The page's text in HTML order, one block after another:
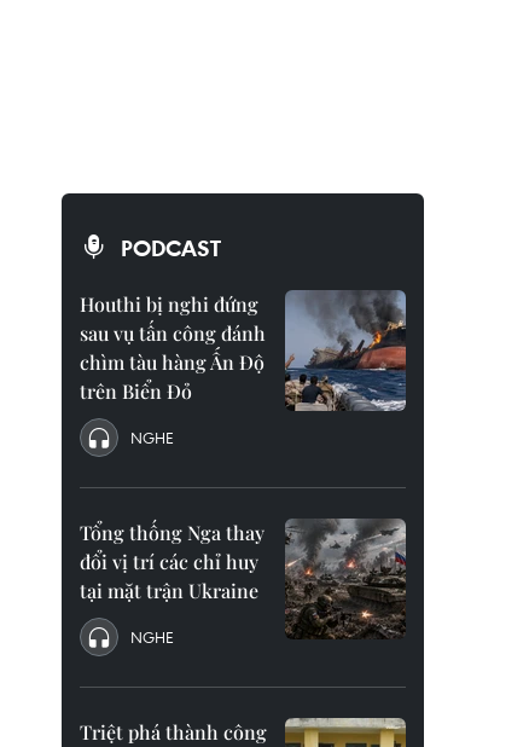
PODCAST
Houthi bị nghi đứng
sau vụ tấn công đánh
chìm tàu hàng Ấn Độ
trên Biển Đỏ
NGHE
Tổng thống Nga thay
đổi vị trí các chỉ huy
tại mặt trận Ukraine
NGHE
Triệt phá thành công